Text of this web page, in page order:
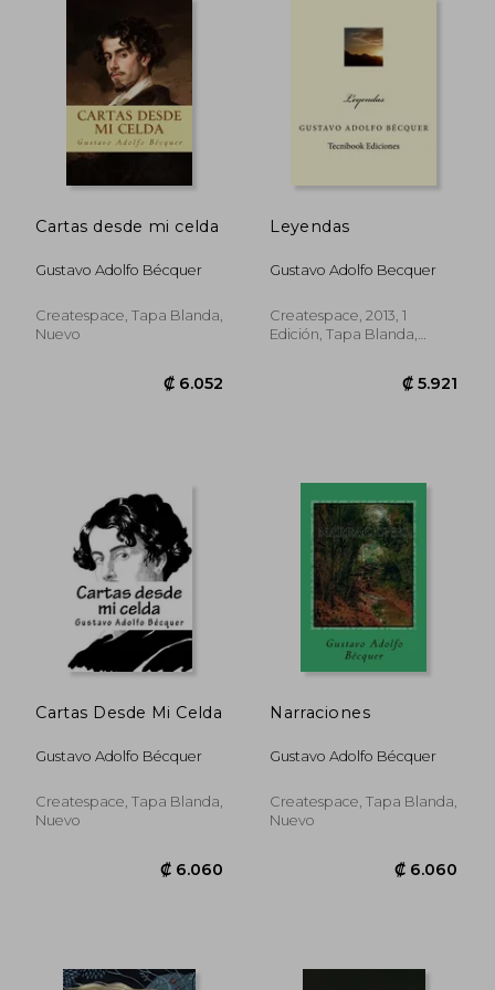
₡ 4.919
₡ 5.913
Cartas desde mi celda
Gustavo Adolfo Bécquer
Createspace, Tapa Blanda,
Nuevo
Leyendas
Gustavo Adolfo Becquer
Createspace, 2013, 1
Edición, Tapa Blanda,
Cartas Desde Mi Celda
Gustavo Adolfo Bécquer
Createspace, Tapa Blanda,
Nuevo
Narraciones
Gustavo Adolfo Bécquer
Createspace, Tapa Blanda,
Nuevo